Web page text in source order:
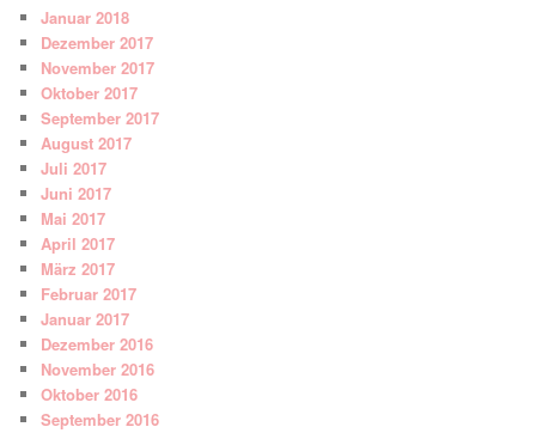
Januar 2018
Dezember 2017
November 2017
Oktober 2017
September 2017
August 2017
Juli 2017
Juni 2017
Mai 2017
April 2017
März 2017
Februar 2017
Januar 2017
Dezember 2016
November 2016
Oktober 2016
September 2016